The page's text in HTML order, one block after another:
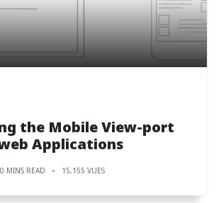
the Mobile View-port
Applications
MINS READ 15,155 VUES